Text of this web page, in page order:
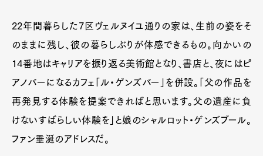
22年間暮らした7区ヴェルヌイユ通りの家は、生前の姿をそ
のままに残し、彼の暮らしぶりが体感できるもの。向かいの
14番地はキャリアを振り返る美術館となり、書店と、夜にはピ
アノバーになるカフェ「ル・ゲンズバー」を併設。「父の作品を
再発見する体験を提案できればと思います。父の遺産に負
けないすばらしい体験を」と娘のシャルロット・ゲンズブール。
ファン垂涎のアドレスだ。